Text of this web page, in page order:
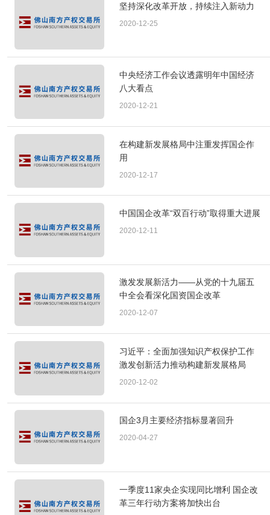
坚持深化改革开放，持续注入新动力
2020-12-25
中央经济工作会议透露明年中国经济
八大看点
2020-12-21
在构建新发展格局中注重发挥国企作
用
2020-12-17
中国国企改革“双百行动”取得重大进展
2020-12-11
激发发展新活力——从党的十九届五
中全会看深化国资国企改革
2020-12-07
习近平：全面加强知识产权保护工作
激发创新活力推动构建新发展格局
2020-12-02
国企3月主要经济指标显著回升
2020-04-27
一季度11家央企实现同比增利 国企改
革三年行动方案将加快出台